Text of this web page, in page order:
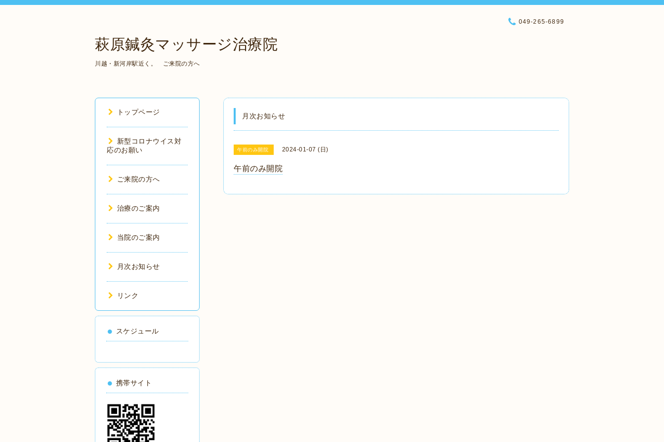
萩原鍼灸マッサージ治療院
川越・新河岸駅近く。 ご来院の方へ
049-265-6899
月次お知らせ
午前のみ開院 2024-01-07 (日)
午前のみ開院
トップページ
新型コロナウイス対
応のお願い
ご来院の方へ
治療のご案内
当院のご案内
月次お知らせ
リンク
スケジュール
携帯サイト